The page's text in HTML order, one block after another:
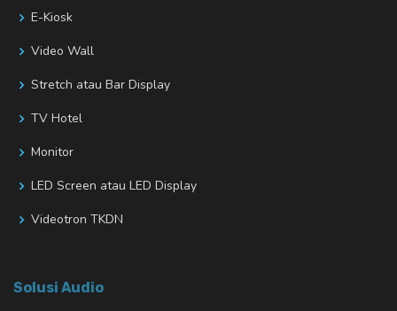
E-Kiosk
Video Wall
Stretch atau Bar Display
TV Hotel
Monitor
LED Screen atau LED Display
Videotron TKDN
Solusi Audio